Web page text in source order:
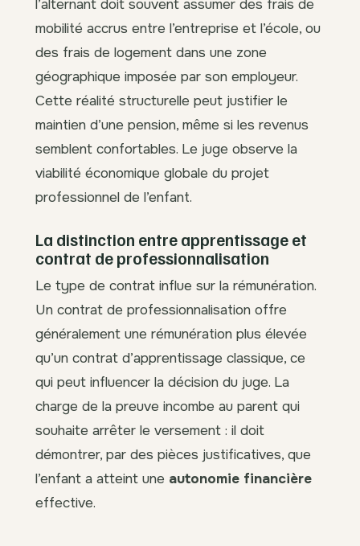
l’alternant doit souvent assumer des frais de
mobilité accrus entre l’entreprise et l’école, ou
des frais de logement dans une zone
géographique imposée par son employeur.
Cette réalité structurelle peut justifier le
maintien d’une pension, même si les revenus
semblent confortables. Le juge observe la
viabilité économique globale du projet
professionnel de l’enfant.
La distinction entre apprentissage et
contrat de professionnalisation
Le type de contrat influe sur la rémunération.
Un contrat de professionnalisation offre
généralement une rémunération plus élevée
qu’un contrat d’apprentissage classique, ce
qui peut influencer la décision du juge. La
charge de la preuve incombe au parent qui
souhaite arrêter le versement : il doit
démontrer, par des pièces justificatives, que
l’enfant a atteint une autonomie financière
effective.